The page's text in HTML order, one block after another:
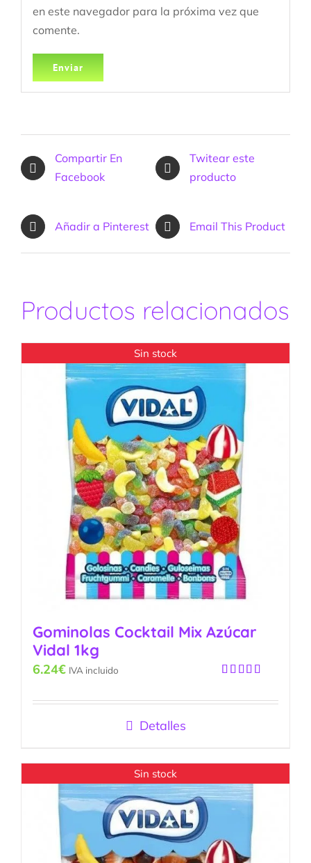
en este navegador para la próxima vez que
comente.
Compartir En
Facebook
Twitear este
producto
Añadir a Pinterest Email This Product
Productos relacionados
Sin stock
Gominolas Cocktail Mix Azúcar
Vidal 1kg
5
6.24€ IVA incluido
Detalles
Sin stock